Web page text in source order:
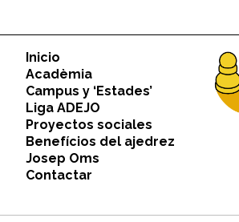
Inicio
Acadèmia
Campus y ‘Estades’
Liga ADEJO
Proyectos sociales
Benefícios del ajedrez
Josep Oms
Contactar